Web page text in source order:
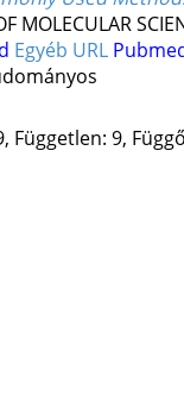
MOLECULAR
Egyéb URL
Független: 9,